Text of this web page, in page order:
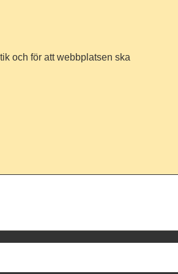
och för att webbplatsen ska